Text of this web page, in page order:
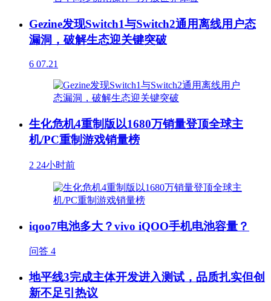
Gezine发现Switch1与Switch2通用离线用户态
漏洞，破解生态迎关键突破
6 07.21
生化危机4重制版以1680万销量登顶全球主
机/PC重制游戏销量榜
2 24小时前
iqoo7电池多大？vivo iQOO手机电池容量？
问答 4
地平线3完成主体开发进入测试，品质扎实但创
新不足引热议